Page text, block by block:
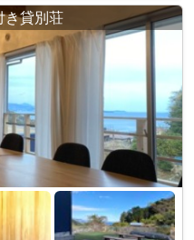
き貸別荘